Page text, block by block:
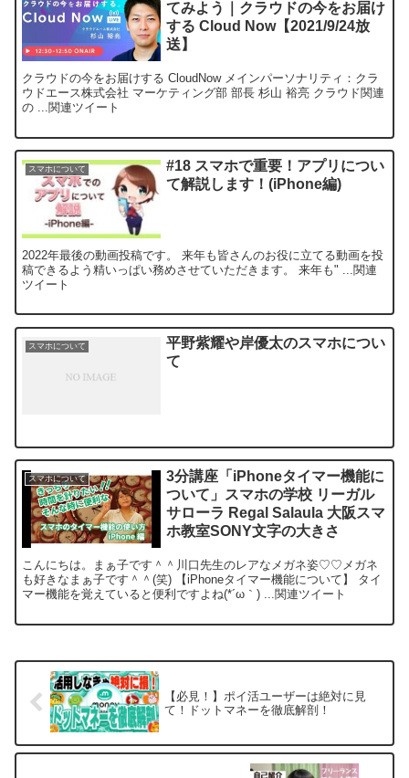
てみよう｜クラウドの今をお届け
する Cloud Now【2021/9/24放
送】
クラウドの今をお届けする CloudNow メインパーソナリティ：クラ
ウドエース株式会社 マーケティング部 部長 杉山 裕亮 クラウド関連
の ...関連ツイート
スマホについて
#18 スマホで重要！アプリについ
て解説します！(iPhone編)
2022年最後の動画投稿です。 来年も皆さんのお役に立てる動画を投
稿できるよう精いっぱい務めさせていただきます。 来年も" ...関連
ツイート
スマホについて
平野紫耀や岸優太のスマホについ
て
スマホについて
3分講座「iPhoneタイマー機能に
ついて」スマホの学校 リーガル
サローラ Regal Salaula 大阪スマ
ホ教室SONY文字の大きさ
こんにちは。まぁ子です＾＾川口先生のレアなメガネ姿♡♡メガネ
も好きなまぁ子です＾＾(笑) 【iPhoneタイマー機能について】 タイ
マー機能を覚えていると便利ですよね(*´ω｀) ...関連ツイート
【必見！】ポイ活ユーザーは絶対に見
て！ドットマネーを徹底解剖！